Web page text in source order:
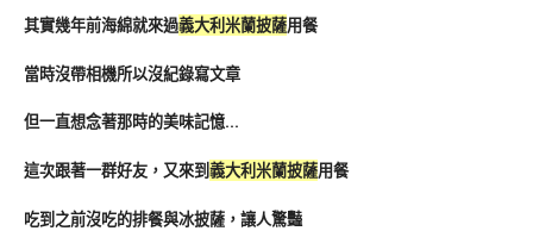
其實幾年前海綿就來過義大利米蘭披薩用餐
當時沒帶相機所以沒紀錄寫文章
但一直想念著那時的美味記憶…
這次跟著一群好友，又來到義大利米蘭披薩用餐
吃到之前沒吃的排餐與冰披薩，讓人驚豔